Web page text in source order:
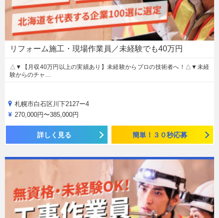
リフォーム施工・現場作業員／未経験でも40万円
△▼【月収40万円以上の実績あり】未経験からプロの技術者へ！△▼未経
験からのチャ…
札幌市白石区川下2127ー4
270,000円〜385,000円
詳しく見る 簡単！３０秒応募